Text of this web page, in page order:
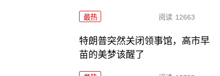
最热 阅读 12663
特朗普突然关闭领事馆，高市早
苗的美梦该醒了